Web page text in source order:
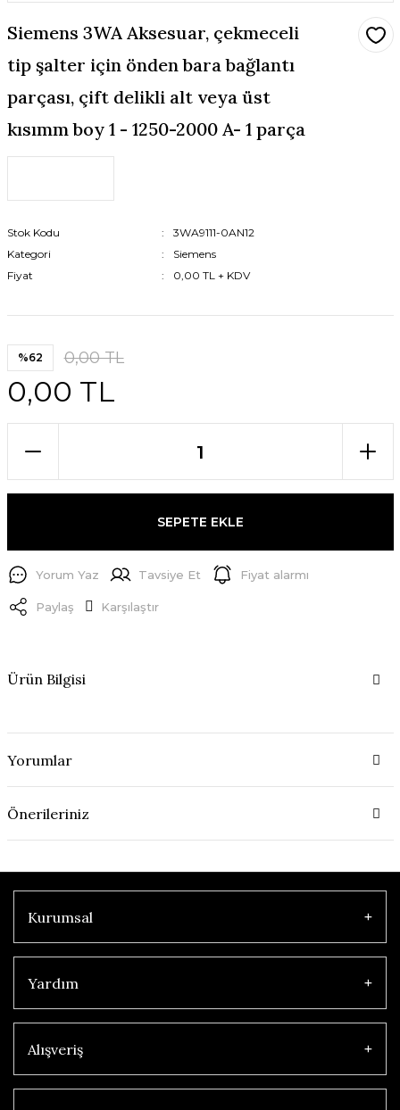
Siemens 3WA Aksesuar, çekmeceli
tip şalter için önden bara bağlantı
parçası, çift delikli alt veya üst
kısımm boy 1 - 1250-2000 A- 1 parça
Stok Kodu
3WA9111-0AN12
Kategori
Siemens
Fiyat
0,00 TL + KDV
%62 0,00 TL
0,00 TL
SEPETE EKLE
Yorum Yaz Tavsiye Et Fiyat alarmı
Paylaş Karşılaştır
Ürün Bilgisi
Yorumlar
Önerileriniz
Kurumsal
Yardım
Alışveriş